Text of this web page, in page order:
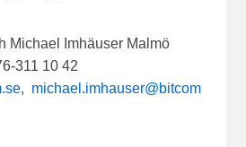
Michael Imhäuser Malmö
311 10 42
, michael.imhauser@bitcom